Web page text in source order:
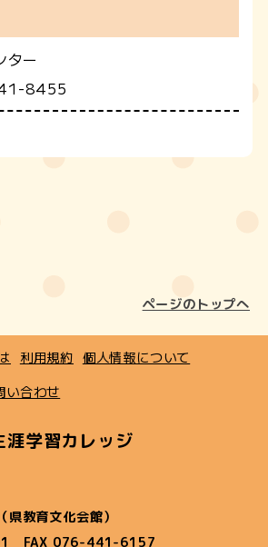
ター
8455
ページのトップへ
利用規約 個人情報について
い合わせ
涯学習カレッジ
教育文化会館）
FAX 076-441-6157